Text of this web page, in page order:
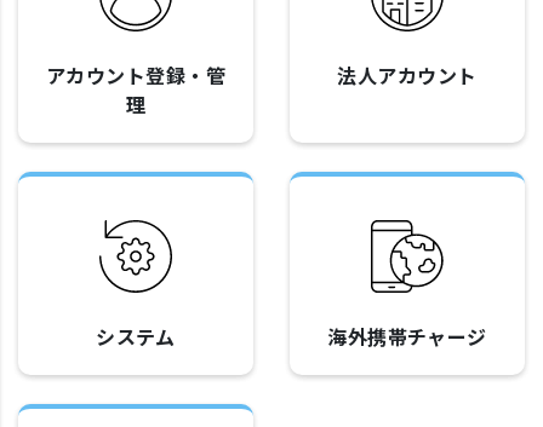
アカウント登録・管
理
法人アカウント
システム 海外携帯チャージ